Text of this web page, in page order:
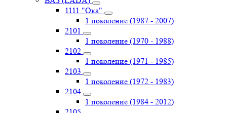
1111 "Ока"
1 поколение (1987 - 2007)
2101
1 поколение (1970 - 1988)
2102
1 поколение (1971 - 1985)
2103
1 поколение (1972 - 1983)
2104
1 поколение (1984 - 2012)